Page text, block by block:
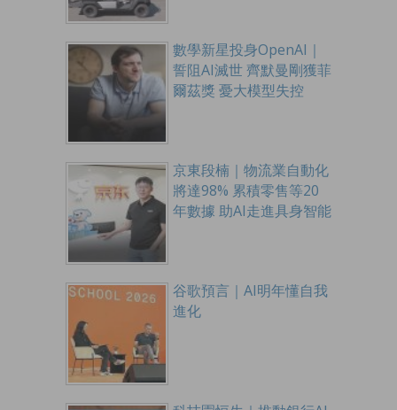
數學新星投身OpenAI｜
誓阻AI滅世 齊默曼剛獲菲
爾茲獎 憂大模型失控
京東段楠｜物流業自動化
將達98% 累積零售等20
年數據 助AI走進具身智能
谷歌預言｜AI明年懂自我
進化